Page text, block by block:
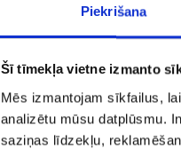
Piekrišana
Šī tīmekļa vietne izmanto
Mēs izmantojam sīkfailus,
analizētu mūsu datplūsmu.
saziņas līdzekļu,